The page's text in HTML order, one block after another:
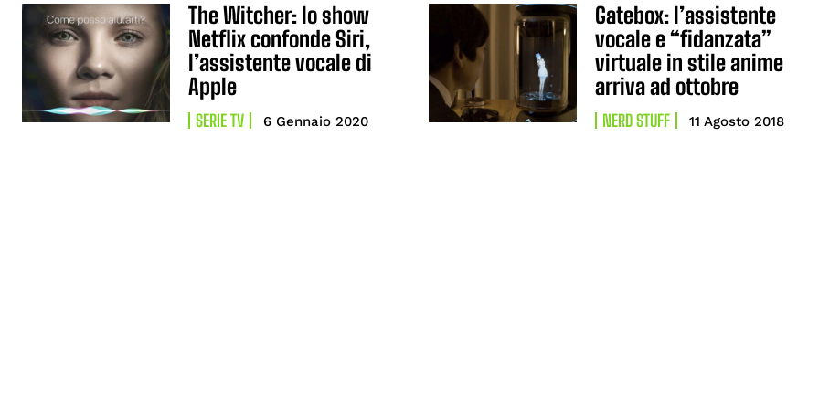
The Witcher: lo show
Netflix confonde Siri,
l’assistente vocale di
Apple
SERIE TV 6 Gennaio 2020
Gatebox: l’assistente
vocale e “fidanzata”
virtuale in stile anime
arriva ad ottobre
NERD STUFF 11 Agosto 2018